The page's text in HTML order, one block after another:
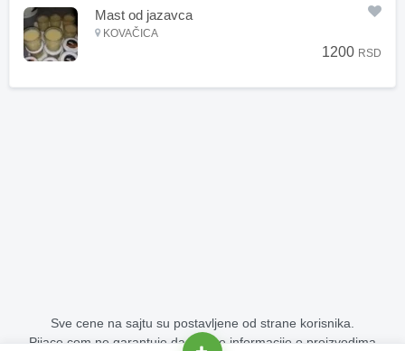
Mast od jazavca
KOVAČICA
1200 RSD
Sve cene na sajtu su postavljene od strane korisnika.
Pijace.com ne garantuje da su sve informacije o proizvodima